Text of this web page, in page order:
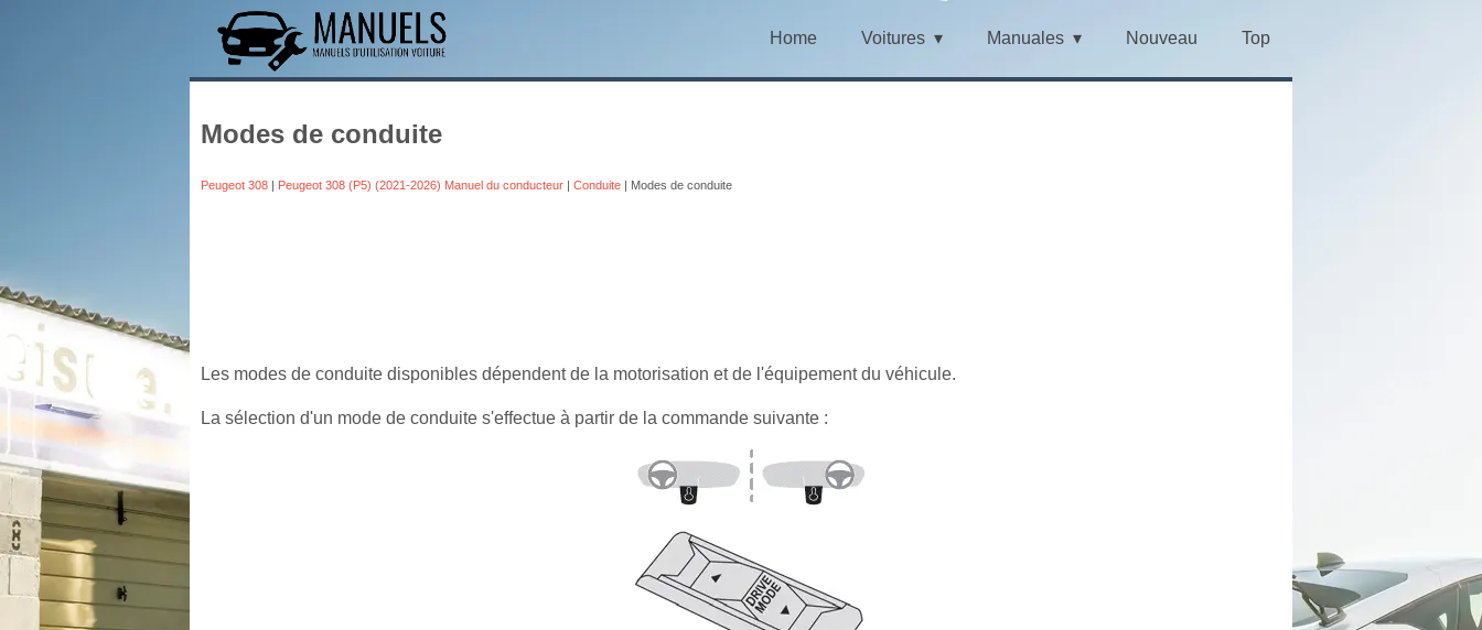
Home Voitures Manuales Nouveau Top
Modes de conduite
Peugeot 308 | Peugeot 308 (P5) (2021-2026) Manuel du conducteur | Conduite | Modes de conduite
Les modes de conduite disponibles dépendent de la motorisation et de l'équipement du véhicule.
La sélection d'un mode de conduite s'effectue à partir de la commande suivante :